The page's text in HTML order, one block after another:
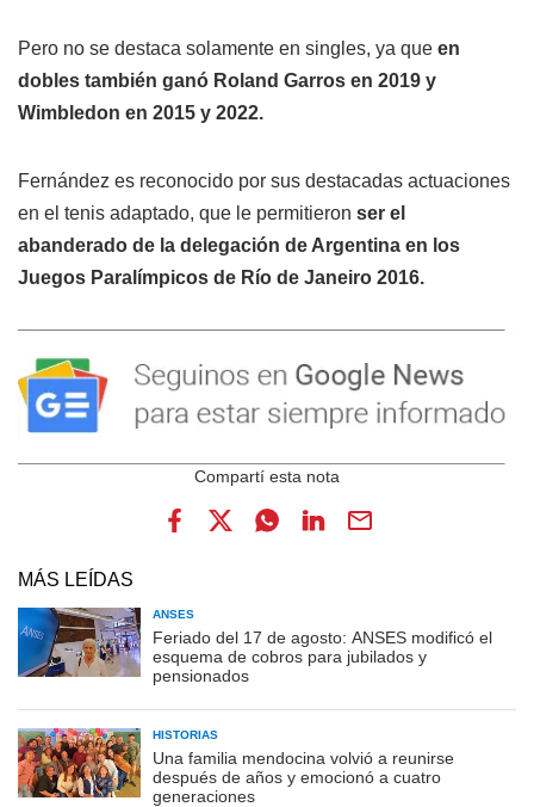
Pero no se destaca solamente en singles, ya que en
dobles también ganó Roland Garros en 2019 y
Wimbledon en 2015 y 2022.
Fernández es reconocido por sus destacadas actuaciones
en el tenis adaptado, que le permitieron ser el
abanderado de la delegación de Argentina en los
Juegos Paralímpicos de Río de Janeiro 2016.
MÁS LEÍDAS
ANSES
Feriado del 17 de agosto: ANSES modificó el
esquema de cobros para jubilados y
pensionados
HISTORIAS
Una familia mendocina volvió a reunirse
después de años y emocionó a cuatro
generaciones